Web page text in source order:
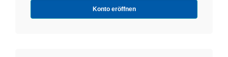
Konto eröffnen